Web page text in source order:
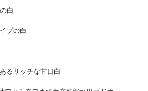
白
プの白
るリッチな甘口白